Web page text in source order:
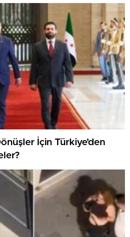
İçin Türkiye’den